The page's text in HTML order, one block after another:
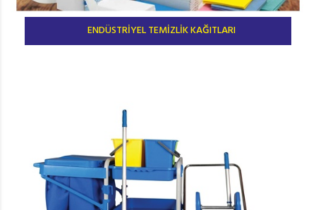
ENDÜSTRİYEL TEMİZLİK KAĞITLARI